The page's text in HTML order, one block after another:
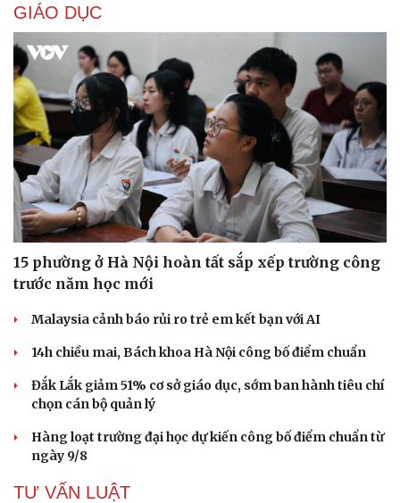
Tư vấn
Săn Tour
check-in
Đọc truyện đêm khuya
Cửa sổ tình yêu
Kể chuyện cho bé
Hạt giống tâm hồn
GIÁO DỤC
15 phường ở Hà Nội hoàn tất sắp xếp trường công
trước năm học mới
Malaysia cảnh báo rủi ro trẻ em kết bạn với AI
14h chiều mai, Bách khoa Hà Nội công bố điểm chuẩn
Đắk Lắk giảm 51% cơ sở giáo dục, sớm ban hành tiêu chí
chọn cán bộ quản lý
Hàng loạt trường đại học dự kiến công bố điểm chuẩn từ
ngày 9/8
TƯ VẤN LUẬT